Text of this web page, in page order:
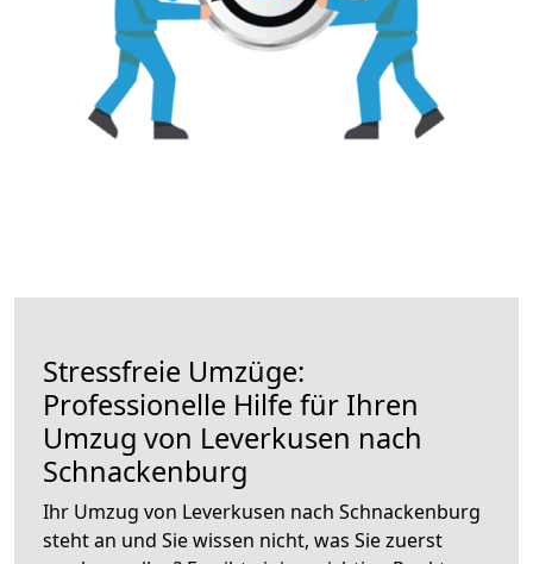
Stressfreie Umzüge:
Professionelle Hilfe für Ihren
Umzug von Leverkusen nach
Schnackenburg
Ihr Umzug von Leverkusen nach Schnackenburg
steht an und Sie wissen nicht, was Sie zuerst